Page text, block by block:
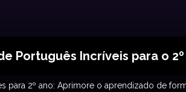
Português Incríveis para o 2º
para 2º ano: Aprimore o aprendizado de